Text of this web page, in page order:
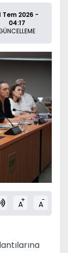
Tem 2026 -
04:17
A+ A-